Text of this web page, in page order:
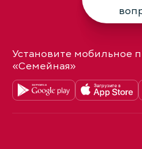
Установите мобильное
«Семейная»